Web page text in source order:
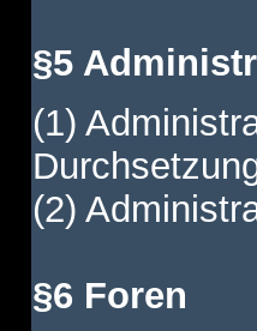
§5
(1)
(2)
§6 Foren